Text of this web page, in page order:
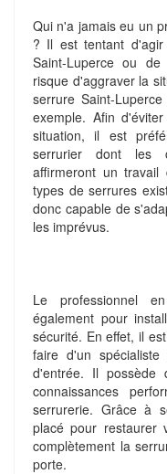
Qui n'a jamais eu un
? Il est tentant
Saint-Luperce ou
risque d'aggraver la
serrure Saint-
exemple. Afin
situation, il est
serrurier dont les
affirmeront un
types de serrures
donc capable de
les imprévus.
Le professionnel
également pour
sécurité. En effet, il
faire d'un
d'entrée. Il possède
connaissances
serrurerie. Grâce à
placé pour restaurer
complètement la
porte.